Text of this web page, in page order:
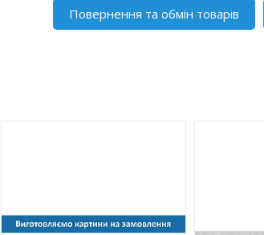
Повернення та обмін товарів